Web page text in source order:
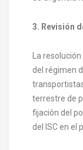
3. Revisión
La
del régimen
terrestre de
fijación del
del ISC en el